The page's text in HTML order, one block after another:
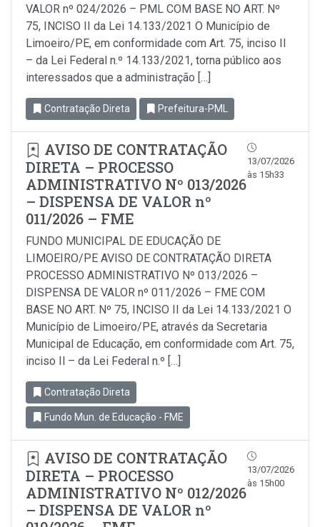
VALOR nº 024/2026 – PML COM BASE NO ART. Nº
75, INCISO II da Lei 14.133/2021 O Município de
Limoeiro/PE, em conformidade com Art. 75, inciso Il
– da Lei Federal n.º 14.133/2021, torna público aos
interessados que a administração […]
Contratação Direta Prefeitura-PML
AVISO DE CONTRATAÇÃO
DIRETA – PROCESSO
ADMINISTRATIVO Nº 013/2026
– DISPENSA DE VALOR nº
011/2026 – FME
13/07/2026
às 15h33
FUNDO MUNICIPAL DE EDUCAÇÃO DE
LIMOEIRO/PE AVISO DE CONTRATAÇÃO DIRETA
PROCESSO ADMINISTRATIVO Nº 013/2026 –
DISPENSA DE VALOR nº 011/2026 – FME COM
BASE NO ART. Nº 75, INCISO II da Lei 14.133/2021 O
Município de Limoeiro/PE, através da Secretaria
Municipal de Educação, em conformidade com Art. 75,
inciso Il – da Lei Federal n.º […]
Contratação Direta
Fundo Mun. de Educação - FME
AVISO DE CONTRATAÇÃO
DIRETA – PROCESSO
ADMINISTRATIVO Nº 012/2026
– DISPENSA DE VALOR nº
13/07/2026
às 15h00